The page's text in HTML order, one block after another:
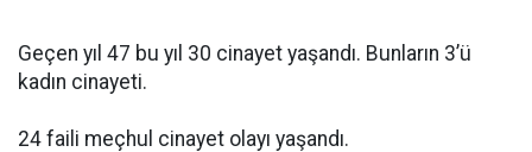
Geçen yıl 47 bu yıl 30 cinayet yaşandı. Bunların 3’ü
kadın cinayeti.
24 faili meçhul cinayet olayı yaşandı.